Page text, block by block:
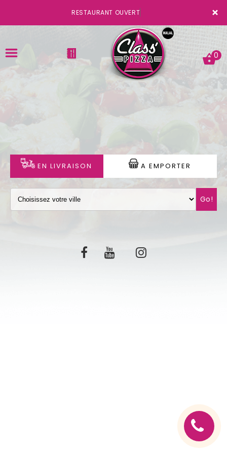
×
RESTAURANT OUVERT
ACCUEIL
VOTRE COMPTE
NOTRE RESTAURANT
VOS AVIS
0
EN LIVRAISON A EMPORTER
Go!